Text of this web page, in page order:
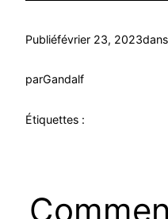
Publiéfévrier 23, 2023dans
parGandalf
Étiquettes :